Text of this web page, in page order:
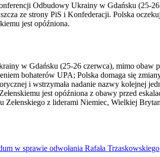
Odbudowy Ukrainy w Gdańsku (25-
ze strony PiS i Konfederacji. Polska
jest opóźniona.
w Gdańsku (25-26 czerwca), mimo obaw
bohaterów UPA; Polska domaga się
i wstrzymała nadanie nazwy kolejnej
jest opóźniona z obawy przed
Zełenskiego z liderami Niemiec, Wielkiej
w sprawie odwołania Rafała Trzaskowskiego